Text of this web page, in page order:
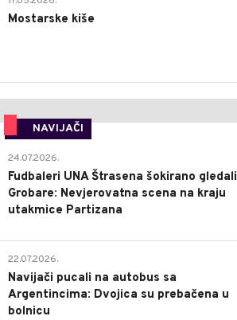
Mostarske kiše
NAVIJAČI
24.07.2026.
Fudbaleri UNA Štrasena šokirano gledali
Grobare: Nevjerovatna scena na kraju
utakmice Partizana
22.07.2026.
Navijači pucali na autobus sa
Argentincima: Dvojica su prebačena u
bolnicu